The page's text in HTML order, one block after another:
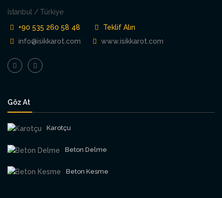
İstanbul / Türkiye
+90 535 260 58 48
Teklif Alın
info@isikkarot.com
www.isikkarot.com
Göz At
Karotçu
Beton Delme
Beton Kesme